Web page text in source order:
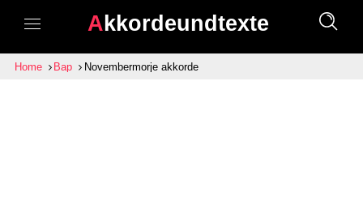
Akkordeundtexte
Home Bap Novembermorje akkorde